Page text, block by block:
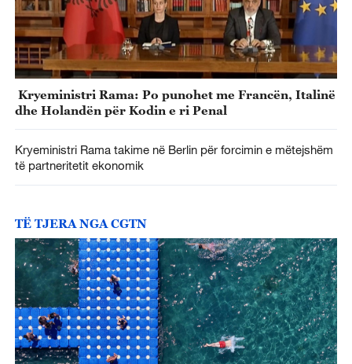
Kryeministri Rama: Po punohet me Francën, Italinë
dhe Holandën për Kodin e ri Penal
Kryeministri Rama takime në Berlin për forcimin e mëtejshëm
të partneritetit ekonomik
TË TJERA NGA CGTN